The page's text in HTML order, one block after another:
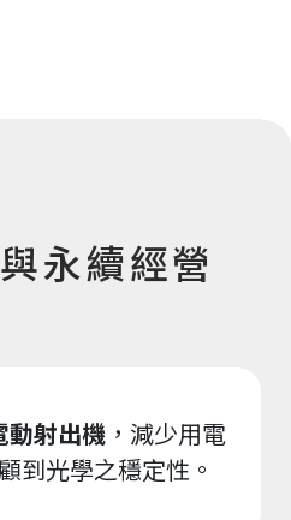
永續經營
動射出機 ，減少用電
到光學之穩定性。